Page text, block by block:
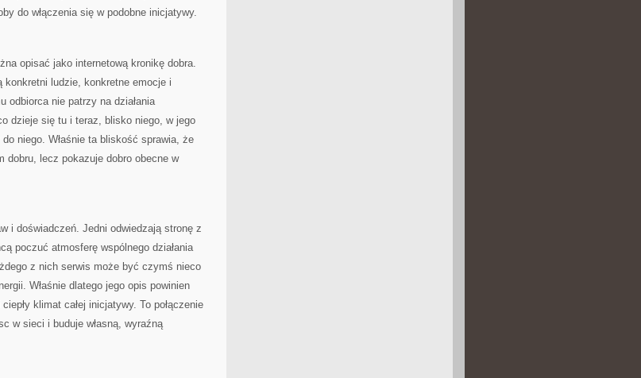
do włączenia się w podobne inicjatywy.
opisać jako internetową kronikę dobra.
ludzie, konkretne emocje i
odbiorca nie patrzy na działania
dzieje się tu i teraz, blisko niego, w jego
niego. Właśnie ta bliskość sprawia, że
dobru, lecz pokazuje dobro obecne w
i doświadczeń. Jedni odwiedzają stronę z
poczuć atmosferę wspólnego działania
z nich serwis może być czymś nieco
Właśnie dlatego jego opis powinien
klimat całej inicjatywy. To połączenie
w sieci i buduje własną, wyraźną